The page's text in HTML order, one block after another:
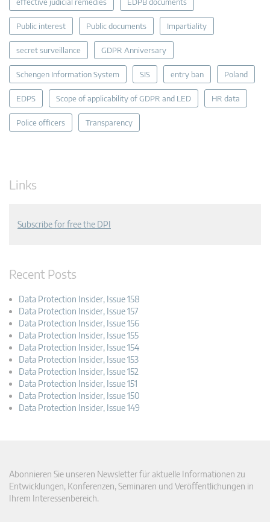
Public interest Public documents Impartiality
secret surveillance GDPR Anniversary
Schengen Information System SIS entry ban Poland
EDPS Scope of applicability of GDPR and LED HR data
Police officers Transparency
Links
Subscribe for free the DPI
Recent Posts
Data Protection Insider, Issue 158
Data Protection Insider, Issue 157
Data Protection Insider, Issue 156
Data Protection Insider, Issue 155
Data Protection Insider, Issue 154
Data Protection Insider, Issue 153
Data Protection Insider, Issue 152
Data Protection Insider, Issue 151
Data Protection Insider, Issue 150
Data Protection Insider, Issue 149
Abonnieren Sie unseren Newsletter für aktuelle Informationen zu
Entwicklungen, Konferenzen, Seminaren und Veröffentlichungen in
Ihrem Interessenbereich.